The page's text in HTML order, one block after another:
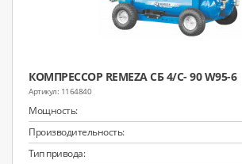
КОМПРЕССОР REMEZA СБ 4/С- 90 W95-6
1164840
Мощность:
Производительность:
Тип привода: